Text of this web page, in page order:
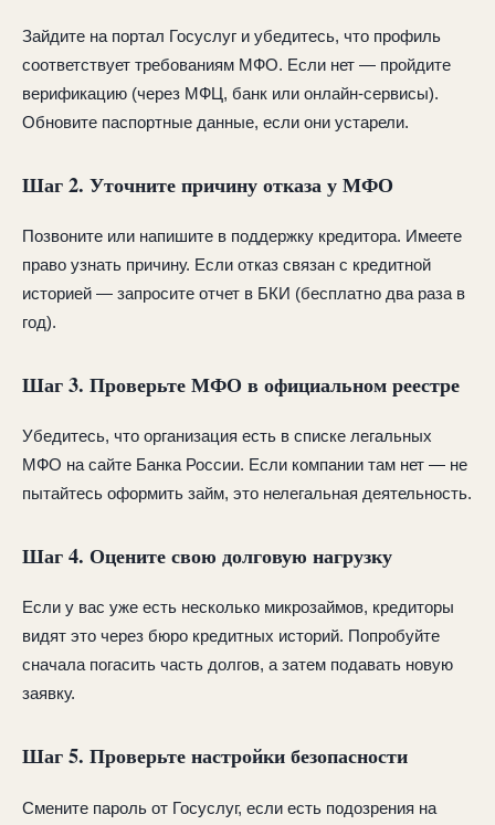
Зайдите на портал Госуслуг и убедитесь, что профиль
соответствует требованиям МФО. Если нет — пройдите
верификацию (через МФЦ, банк или онлайн-сервисы).
Обновите паспортные данные, если они устарели.
Шаг 2. Уточните причину отказа у МФО
Позвоните или напишите в поддержку кредитора. Имеете
право узнать причину. Если отказ связан с кредитной
историей — запросите отчет в БКИ (бесплатно два раза в
год).
Шаг 3. Проверьте МФО в официальном реестре
Убедитесь, что организация есть в списке легальных
МФО на сайте Банка России. Если компании там нет — не
пытайтесь оформить займ, это нелегальная деятельность.
Шаг 4. Оцените свою долговую нагрузку
Если у вас уже есть несколько микрозаймов, кредиторы
видят это через бюро кредитных историй. Попробуйте
сначала погасить часть долгов, а затем подавать новую
заявку.
Шаг 5. Проверьте настройки безопасности
Смените пароль от Госуслуг, если есть подозрения на